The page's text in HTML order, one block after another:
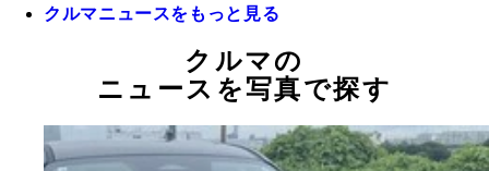
クルマニュースをもっと見る
クルマの
ニュースを写真で探す